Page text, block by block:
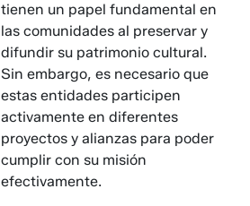
tienen un papel fundamental en
las comunidades al preservar y
difundir su patrimonio cultural.
Sin embargo, es necesario que
estas entidades participen
activamente en diferentes
proyectos y alianzas para poder
cumplir con su misión
efectivamente.